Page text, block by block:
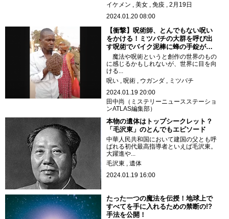
イケメン
美女 免疫
2月19日
2024.01.20 08:00
【衝撃】呪術師、とんでもない呪い
をかける！ミツバチの大群を呼び出
す呪術でバイク泥棒に蜂の手錠が…
魔法や呪術というと創作の世界のもの
に感じるかもしれないが、世界に目を向
ける...
呪い
呪術 ウガンダ
ミツバチ
2024.01.19 20:00
田中尚（ミステリーニュースステーショ
ンATLAS編集部）
本物の遺体はトップシークレット？
「毛沢東」のとんでもエピソード
中華人民共和国において建国の父とも呼
ばれる初代最高指導者といえば毛沢東。
大躍進や...
毛沢東
遺体
2024.01.19 16:00
たった一つの魔法を伝授！地球上で
すべてを手に入れるための禁断の!?
手法を公開！